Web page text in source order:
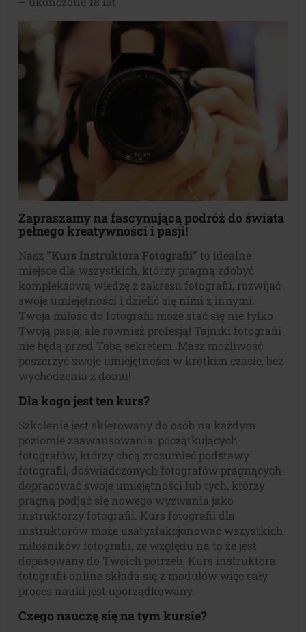
Zapraszamy na fascynującą podróż do świata
pełnego kreatywności i pasji!
Nasz “Kurs Instruktora Fotografii” to idealne
miejsce dla wszystkich, którzy pragną zdobyć
kompleksową wiedzę z zakresu fotografii, rozwijać
swoje umiejętności i dzielić się nimi z innymi.
Twoja miłość do fotografii może stać się nie tylko
Twoją pasją, ale również profesją! Tajniki fotografii
nie będą przed Tobą sekretem. Masz możliwość
poszerzyć swoje umiejętności w krótkim czasie, bez
wychodzenia z domu!
Dla kogo jest ten kurs?
Szkolenie jest skierowany do osób na każdym
poziomie zaawansowania: początkujących
fotografów, którzy chcą zrozumieć podstawy
fotografii, doświadczonych fotografów pragnących
dopracować swoje umiejętności lub tych, którzy
pragną podjąć się nowego wyzwania jako
instruktorzy fotografii. Kurs fotografii dla
instruktorów może usatysfakcjonować wszystkich
miłośników fotografii, ze względu na to że jest
dopasowany do Twoich potrzeb. Kurs instruktora
fotografii online składa się z modułów więc cały
proces nauki jest uporządkowany.
Czego nauczę się na tym kursie?